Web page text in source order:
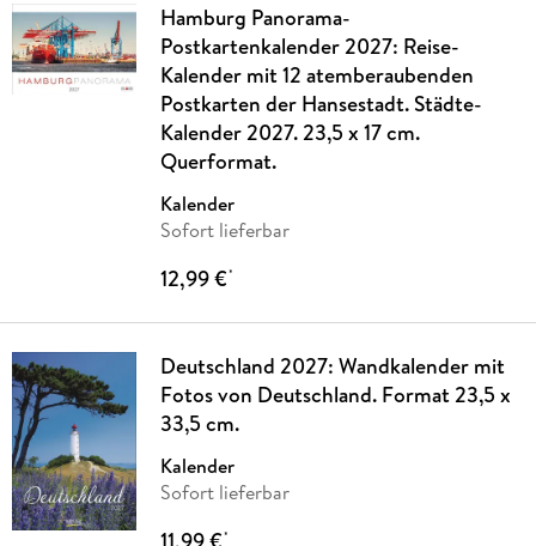
Hamburg Panorama-
Postkartenkalender 2027: Reise-
Kalender mit 12 atemberaubenden
Postkarten der Hansestadt. Städte-
Kalender 2027. 23,5 x 17 cm.
Querformat.
Kalender
Sofort lieferbar
12,99 €*
Deutschland 2027: Wandkalender mit
Fotos von Deutschland. Format 23,5 x
33,5 cm.
Kalender
Sofort lieferbar
*